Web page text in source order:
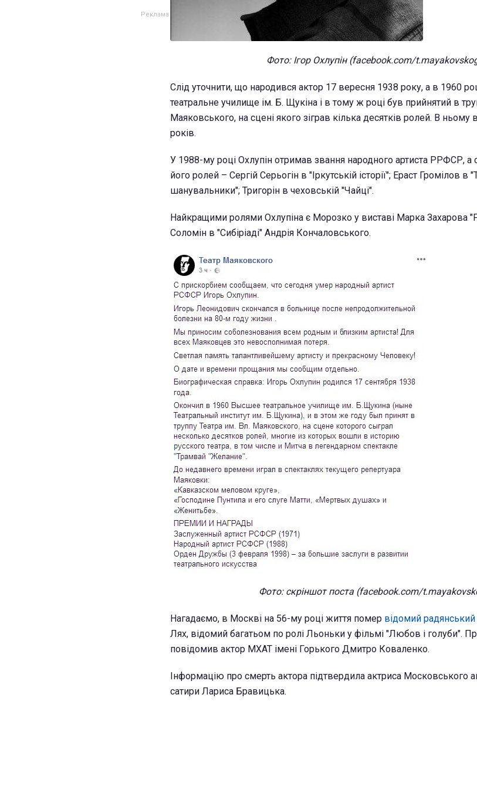
Фото: Ігор Охлупін (facebook.com/
Слід уточнити, що народився актор 17 вересня 1938 року, а в 1960
театральне училище ім. Б. Щукіна і в тому ж році був прийнятий в
Маяковського, на сцені якого зіграв кілька десятків ролей. В ньому
років.
У 1988-му році Охлупін отримав звання народного артиста РРФСР, а
його ролей – Сергій Серьогін в "Іркутській історії"; Ераст Громілов в
шанувальники"; Тригорін в чеховській "Чайці".
Найкращими ролями Охлупіна є Морозко у виставі Марка Захарова
Соломін в "Сибіріаді" Андрія Кончаловського.
Фото: скріншот поста (facebook.com/
Нагадаємо, в Москві на 56-му році життя помер відомий радянський
Лях, відомий багатьом по ролі Льоньки у фільмі "Любов і голуби".
повідомив актор МХАТ імені Горького Дмитро Коваленко.
Інформацію про смерть актора підтвердила актриса Московського
сатири Лариса Бравицька.